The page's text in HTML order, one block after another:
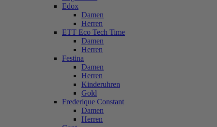
Edox
Damen
Herren
ETT Eco Tech Time
Damen
Herren
Festina
Damen
Herren
Kinderuhren
Gold
Frederique Constant
Damen
Herren